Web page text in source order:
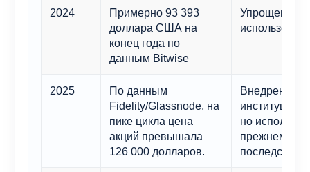
2024
Примерно 93 393
доллара США на
конец года по
данным Bitwise
Упрощение
2025
По данным
Fidelity/Glassnode, на
пике цикла цена
акций превышала
126 000 долларов.
Внедрение
но
прежнему